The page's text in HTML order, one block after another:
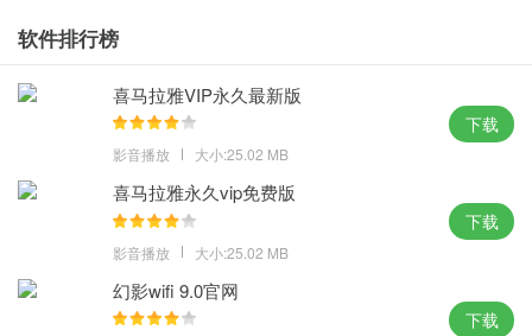
亮点：
你们根据自己的使用习惯设置能够支持网站编辑和换肤功能
2、支持自动修复Adobe Flash Player和解决Flash Player锁区的问
3、可以更加好的打造自己的独特浏览器，启动速度快功能强大一键
开启极速上网模式
4、能够让大家去选择自己需要的皮肤，还能够让你们去自定义自己
的导航网页
软件排行榜
喜马拉雅VIP永久最新版
影音播放 大小:25.02 MB
下载
喜马拉雅永久vip免费版
影音播放 大小:25.02 MB
下载
幻影wifi 9.0官网
下载